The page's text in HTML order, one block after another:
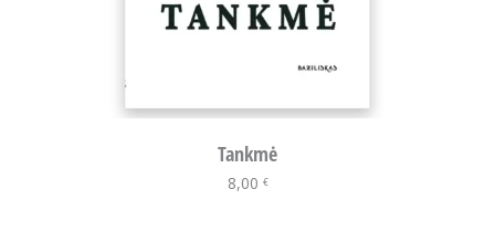
Tankmė
8,00 €